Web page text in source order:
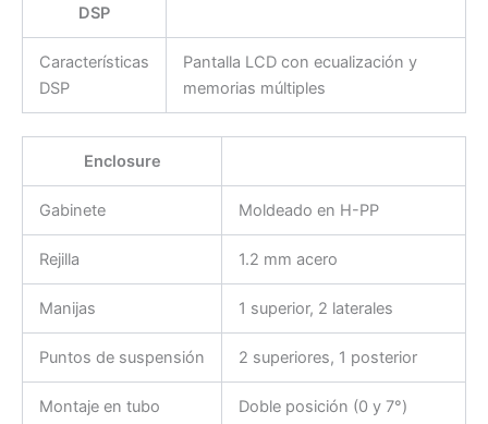
DSP
Características
DSP
Pantalla LCD con ecualización y
memorias múltiples
Enclosure
Gabinete Moldeado en H-PP
Rejilla 1.2 mm acero
Manijas 1 superior, 2 laterales
Puntos de suspensión 2 superiores, 1 posterior
Montaje en tubo Doble posición (0 y 7°)